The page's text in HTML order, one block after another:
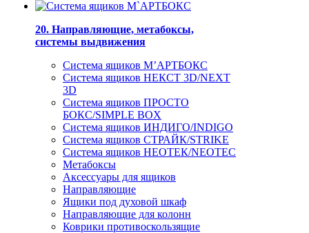
20. Направляющие, метабоксы,
системы выдвижения
Система ящиков М’АРТБОКС
Система ящиков НЕКСТ 3D/NEXT
3D
Система ящиков ПРОСТО
БОКС/SIMPLE BOX
Система ящиков ИНДИГО/INDIGO
Система ящиков СТРАЙК/STRIKE
Система ящиков НЕОТЕК/NEOTEC
Метабоксы
Аксессуары для ящиков
Направляющие
Ящики под духовой шкаф
Направляющие для колонн
Коврики противоскользящие